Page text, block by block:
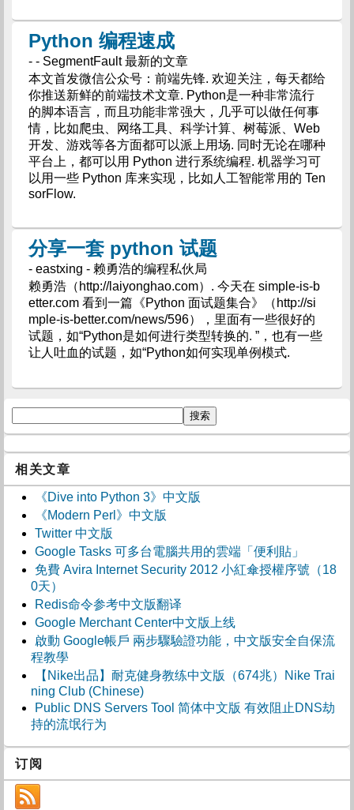
Python 编程速成
- - SegmentFault 最新的文章
本文首发微信公众号：前端先锋. 欢迎关注，每天都给
你推送新鲜的前端技术文章. Python是一种非常流行
的脚本语言，而且功能非常强大，几乎可以做任何事
情，比如爬虫、网络工具、科学计算、树莓派、Web
开发、游戏等各方面都可以派上用场. 同时无论在哪种
平台上，都可以用 Python 进行系统编程. 机器学习可
以用一些 Python 库来实现，比如人工智能常用的 Ten
sorFlow.
分享一套 python 试题
- eastxing - 赖勇浩的编程私伙局
赖勇浩（http://laiyonghao.com）. 今天在 simple-is-b
etter.com 看到一篇《Python 面试题集合》（http://si
mple-is-better.com/news/596），里面有一些很好的
试题，如“Python是如何进行类型转换的. ”，也有一些
让人吐血的试题，如“Python如何实现单例模式.
相关文章
《Dive into Python 3》中文版
《Modern Perl》中文版
Twitter 中文版
Google Tasks 可多台電腦共用的雲端「便利貼」
免費 Avira Internet Security 2012 小紅傘授權序號（18
0天）
Redis命令参考中文版翻译
Google Merchant Center中文版上线
啟動 Google帳戶 兩步驟驗證功能，中文版安全自保流
程教學
【Nike出品】耐克健身教练中文版（674兆）Nike Trai
ning Club (Chinese)
Public DNS Servers Tool 简体中文版 有效阻止DNS劫
持的流氓行为
订阅